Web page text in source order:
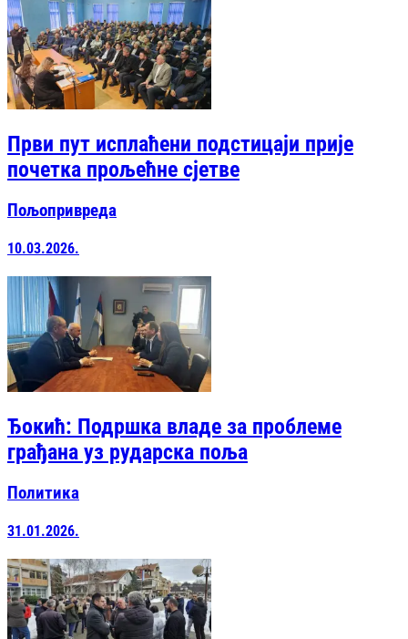
Први пут исплаћени подстицаји прије
почетка прољећне сјетве
Пољопривреда
10.03.2026.
Ђокић: Подршка владе за проблеме
грађана уз рударска поља
Политика
31.01.2026.